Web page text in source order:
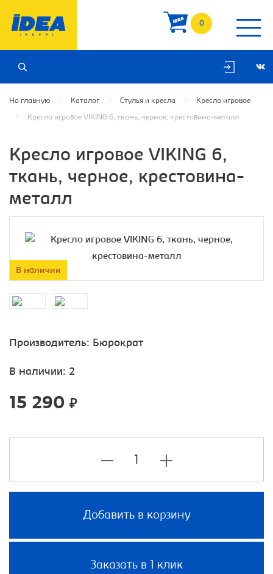
0
На главную Каталог Стулья и кресла Кресло игровое
Кресло игровое VIKING 6, ткань, черное, крестовина-металл
Кресло игровое VIKING 6,
ткань, черное, крестовина-
металл
В наличии
Производитель: Бюрократ
В наличии: 2
15 290 ₽
Добавить в корзину
Заказать в 1 клик